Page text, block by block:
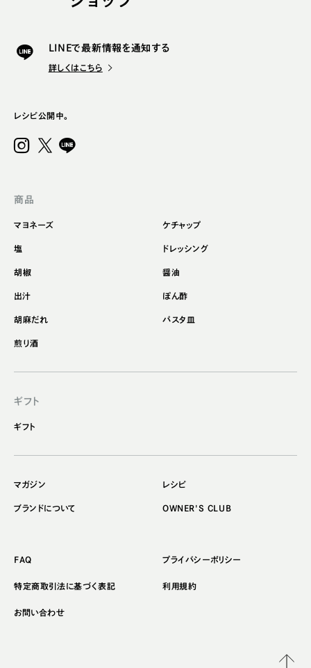
LINEで最新情報を通知する
詳しくはこちら
レシピ公開中。
商品
マヨネーズ ケチャップ
塩 ドレッシング
胡椒 醤油
出汁 ぽん酢
胡麻だれ パスタ皿
煎り酒
ギフト
ギフト
マガジン レシピ
ブランドについて OWNER'S CLUB
FAQ プライバシーポリシー
特定商取引法に基づく表記 利用規約
お問い合わせ